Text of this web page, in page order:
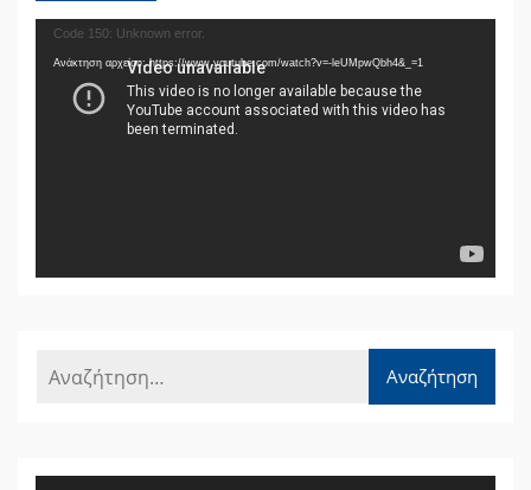
Πρόγραμμα
Αναπαραγωγής
Βίντεο
Code 150: Unknown error.
Ανάκτηση αρχείου: https://www.youtube.com/watch?v=-leUMpwQbh4&_=1